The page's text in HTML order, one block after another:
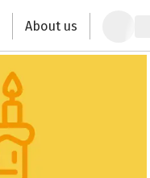
About us